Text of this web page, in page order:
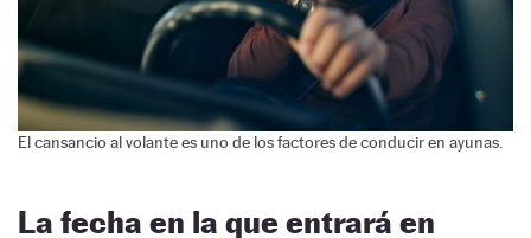
El cansancio al volante es uno de los factores de conducir en ayunas.
La fecha en la que entrará en